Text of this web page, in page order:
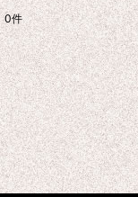
表示数:
並び順:
0件